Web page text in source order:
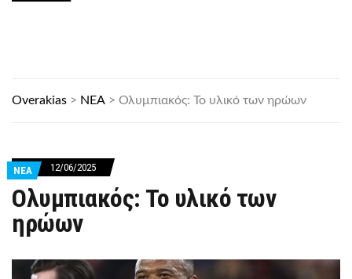
Overakias > ΝΕΑ > Ολυμπιακός: Το υλικό των ηρώων
ΝΕΑ 12/06/2025
Ολυμπιακός: Το υλικό των
ηρώων